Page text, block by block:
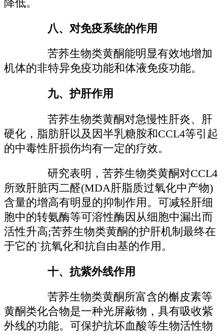
降低。
八、对免疫系统的作用
苦荞生物类黄酮能明显有效地增加
机体的非特异免疫功能和体液免疫功能。
九、护肝作用
苦荞生物类黄酮对急慢性肝炎、肝
硬化，脂肪肝以及因半乳糖胺和CCL4等引起
的中毒性肝损伤均有一定的疗效。
研究表明，苦荞生物类黄酮对CCL4
所致肝脏丙二醛(MDA肝脂质过氧化中产物)
含量的增高有明显的抑制作用。可减轻肝细
胞中的转氨酶等可溶性酶因从细胞中漏出而
活性升高;苦荞生物类黄酮的护肝机制最终在
于它的`抗氧化和抗自由基的作用。
十、抗紫外线作用
苦荞生物类黄酮所富含的槲皮素等
黄酮类化合物是一种光屏蔽物，具有吸收紫
外线的功能。可保护抗坏血酸等生物活性物